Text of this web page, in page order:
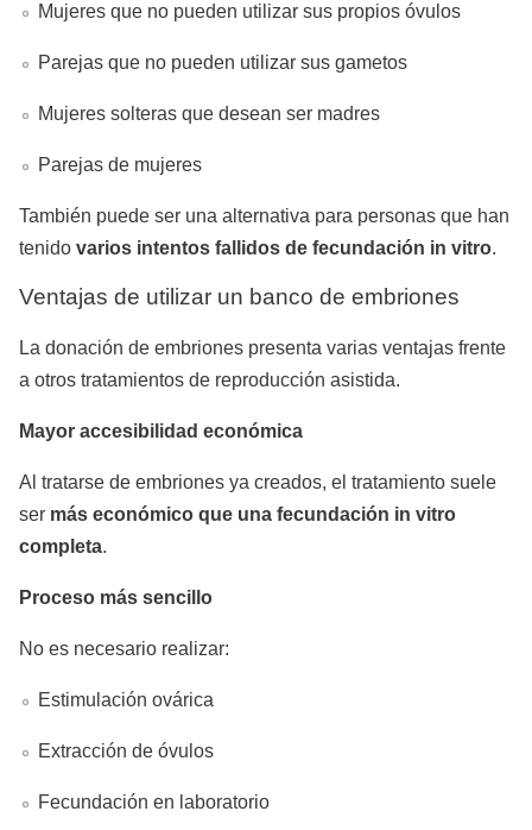
Mujeres que no pueden utilizar sus propios óvulos
Parejas que no pueden utilizar sus gametos
Mujeres solteras que desean ser madres
Parejas de mujeres
También puede ser una alternativa para personas que han
tenido varios intentos fallidos de fecundación in vitro.
Ventajas de utilizar un banco de embriones
La donación de embriones presenta varias ventajas frente
a otros tratamientos de reproducción asistida.
Mayor accesibilidad económica
Al tratarse de embriones ya creados, el tratamiento suele
ser más económico que una fecundación in vitro
completa.
Proceso más sencillo
No es necesario realizar:
Estimulación ovárica
Extracción de óvulos
Fecundación en laboratorio